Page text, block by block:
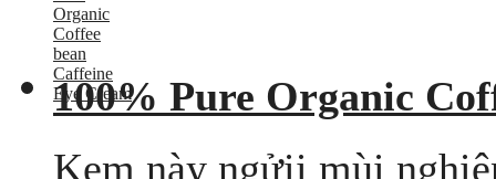
100% Pure Organic
Kem này ngửii mùi